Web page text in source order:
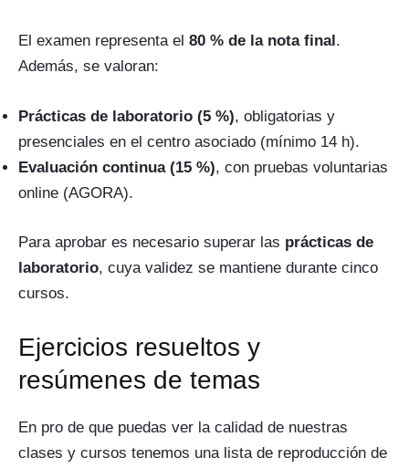
El examen representa el 80 % de la nota final.
Además, se valoran:
Prácticas de laboratorio (5 %), obligatorias y
presenciales en el centro asociado (mínimo 14 h).
Evaluación continua (15 %), con pruebas voluntarias
online (AGORA).
Para aprobar es necesario superar las prácticas de
laboratorio, cuya validez se mantiene durante cinco
cursos.
Ejercicios resueltos y
resúmenes de temas
En pro de que puedas ver la calidad de nuestras
clases y cursos tenemos una lista de reproducción de